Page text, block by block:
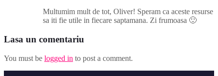
Multumim mult de tot, Oliver! Speram ca aceste resurse
sa iti fie utile in fiecare saptamana. Zi frumoasa 🙂
Lasa un comentariu
You must be logged in to post a comment.